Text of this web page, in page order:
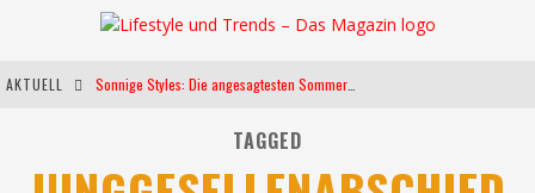
AKTUELL
Weltfrauentag - Eine Feier der Weiblichkeit
TAGGED